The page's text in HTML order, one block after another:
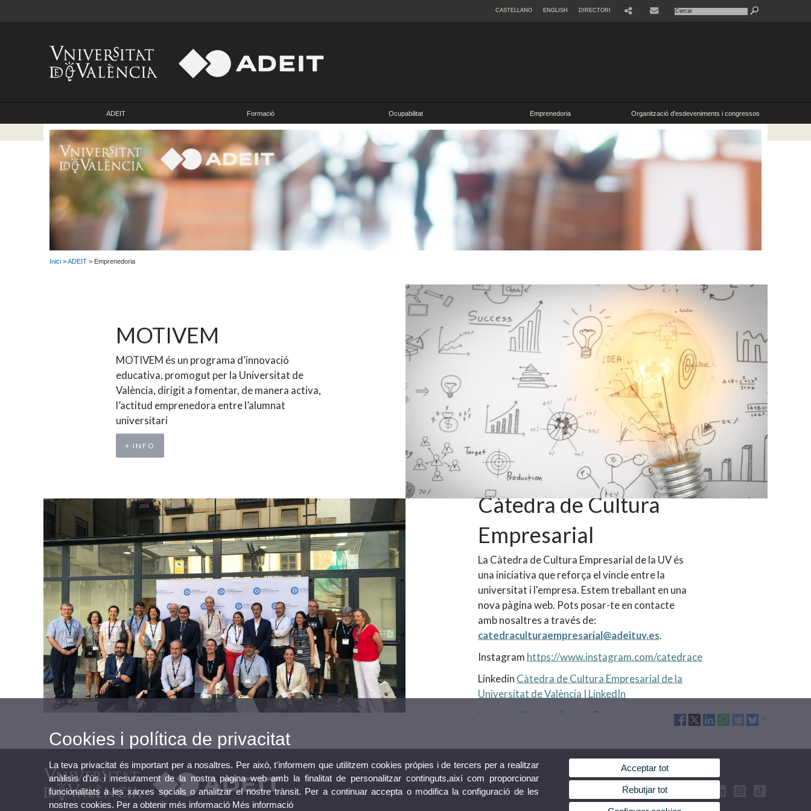
CASTELLANO ENGLISH DIRECTORI
ADEIT Formació Ocupabilitat Emprenedoria Organització d'esdeveniments i congressos
Inici >ADEIT > Emprenedoria
MOTIVEM
MOTIVEM és un programa d’innovació
educativa, promogut per la Universitat de
València, dirigit a fomentar, de manera activa,
l’actitud emprenedora entre l’alumnat
universitari
+ INFO
Càtedra de Cultura
Empresarial
La Càtedra de Cultura Empresarial de la UV és
una iniciativa que reforça el vincle entre la
universitat i l'empresa. Estem treballant en una
nova pàgina web. Pots posar-te en contacte
amb nosaltres a través de:
catedraculturaempresarial@adeituv.es
Instagram https://www.instagram.com/catedrace
Linkedin Càtedra de Cultura Empresarial de la
Universitat de València | LinkedIn
Youtube
Càtedra Cultura Empresarial
Cookies i política de privacitat
La teva privacitat és important per a nosaltres. Per això, t'informem que utilitzem cookies pròpies i de tercers per a realitzar
anàlisis d'ús i mesurament de la nostra pàgina web amb la finalitat de personalitzar continguts,així com proporcionar
funcionalitats a les xarxes socials o analitzar el nostre trànsit. Per a continuar accepta o modifica la configuració de les
nostres cookies. Per a obtenir més informació Més informació
Acceptar tot
Rebutjar tot